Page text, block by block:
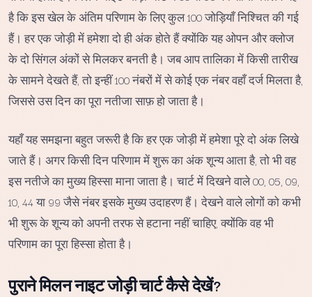
है कि इस खेल के अंतिम परिणाम के लिए कुल 100 जोड़ियाँ निश्चित की गई
हैं। हर एक जोड़ी में हमेशा दो ही अंक होते हैं क्योंकि यह ओपन और क्लोज
के दो सिंगल अंकों से मिलकर बनती है। जब आप तालिका में किसी तारीख
के सामने देखते हैं, तो इन्हीं 100 नंबरों में से कोई एक नंबर वहाँ दर्ज मिलता है,
जिससे उस दिन का पूरा नतीजा साफ़ हो जाता है।
यहाँ यह समझना बहुत जरूरी है कि हर एक जोड़ी में हमेशा पूरे दो अंक लिखे
जाते हैं। अगर किसी दिन परिणाम में शुरू का अंक शून्य आता है, तो भी वह
इस नतीजे का मुख्य हिस्सा माना जाता है। चार्ट में दिखने वाले 00, 05, 09,
10, 44 या 99 जैसे नंबर इसके मुख्य उदाहरण हैं। देखने वाले लोगों को कभी
भी शुरू के शून्य को अपनी तरफ से हटाना नहीं चाहिए, क्योंकि वह भी
परिणाम का पूरा हिस्सा होता है।
पुराने मिलन नाइट जोड़ी चार्ट कैसे देखें?